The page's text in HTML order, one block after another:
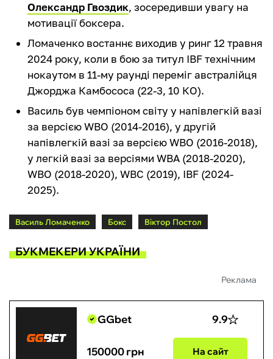
Олександр Гвоздик, зосередивши увагу на
мотивації боксера.
Ломаченко востаннє виходив у ринг 12 травня
2024 року, коли в бою за титул IBF технічним
нокаутом в 11-му раунді переміг австралійця
Джорджа Камбососа (22-3, 10 КО).
Василь був чемпіоном світу у напівлегкій вазі
за версією WBO (2014-2016), у другій
напівлегкій вазі за версією WBO (2016-2018),
у легкій вазі за версіями WBA (2018-2020),
WBO (2018-2020), WBC (2019), IBF (2024-
2025).
Василь Ломаченко Бокс Віктор Постол
БУКМЕКЕРИ УКРАЇНИ
Реклама
GGbet 9.9
150000 грн На сайт